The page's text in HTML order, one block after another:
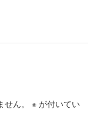
ん。 ※ が付いてい